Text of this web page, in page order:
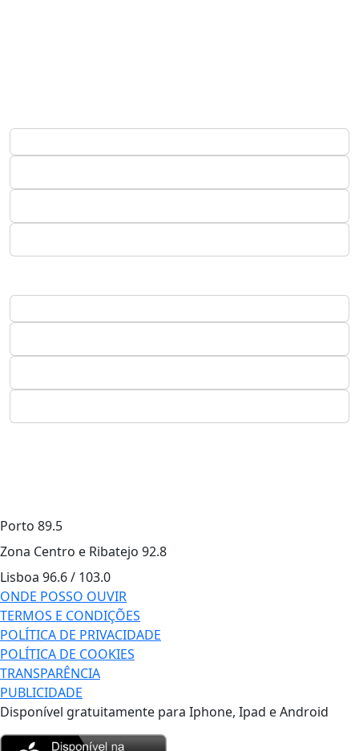
Porto 89.5
Zona Centro e Ribatejo 92.8
Lisboa 96.6 / 103.0
ONDE POSSO OUVIR
TERMOS E CONDIÇÕES
POLÍTICA DE PRIVACIDADE
POLÍTICA DE COOKIES
TRANSPARÊNCIA
PUBLICIDADE
Disponível gratuitamente para Iphone, Ipad e Android